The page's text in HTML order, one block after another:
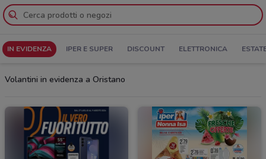
IN EVIDENZA IPER E SUPER DISCOUNT ELETTRONICA
Volantini in evidenza a Oristano